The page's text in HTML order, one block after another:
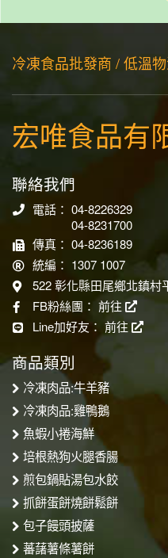
冷凍食品批發商 / 低溫
宏唯食品有
聯絡我們
電話： 04-8226329
04-8231700
傳真： 04-8236189
統編： 1307 1007
522 彰化縣田尾鄉北鎮村
FB粉絲團： 前往
Line加好友： 前往
商品類別
冷凍肉品:牛羊豬
冷凍肉品:雞鴨鵝
魚蝦小捲海鮮
培根熱狗火腿香腸
煎包鍋貼湯包水餃
抓餅蛋餅燒餅鬆餅
包子饅頭披薩
蕃藷薯條薯餅